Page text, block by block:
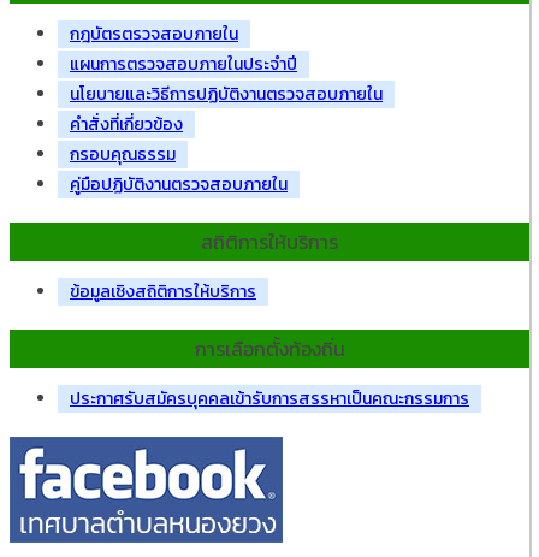
กฎบัตรตรวจสอบภายใน
แผนการตรวจสอบภายในประจำปี
นโยบายและวิธีการปฏิบัติงานตรวจสอบภายใน
คำสั่งที่เกี่ยวข้อง
กรอบคุณธรรม
คู่มือปฏิบัติงานตรวจสอบภายใน
สถิติการให้บริการ
ข้อมูลเชิงสถิติการให้บริการ
การเลือกตั้งท้องถิ่น
ประกาศรับสมัครบุคคลเข้ารับการสรรหาเป็นคณะกรรมการ